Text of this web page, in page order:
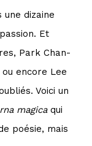
une dizaine
Et
Park Chan-
encore Lee
Voici un
magicaqui
poésie, mais